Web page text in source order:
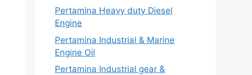
Pertamina Heavy duty Diesel
Engine
Pertamina Industrial & Marine
Engine Oil
Pertamina Industrial gear &